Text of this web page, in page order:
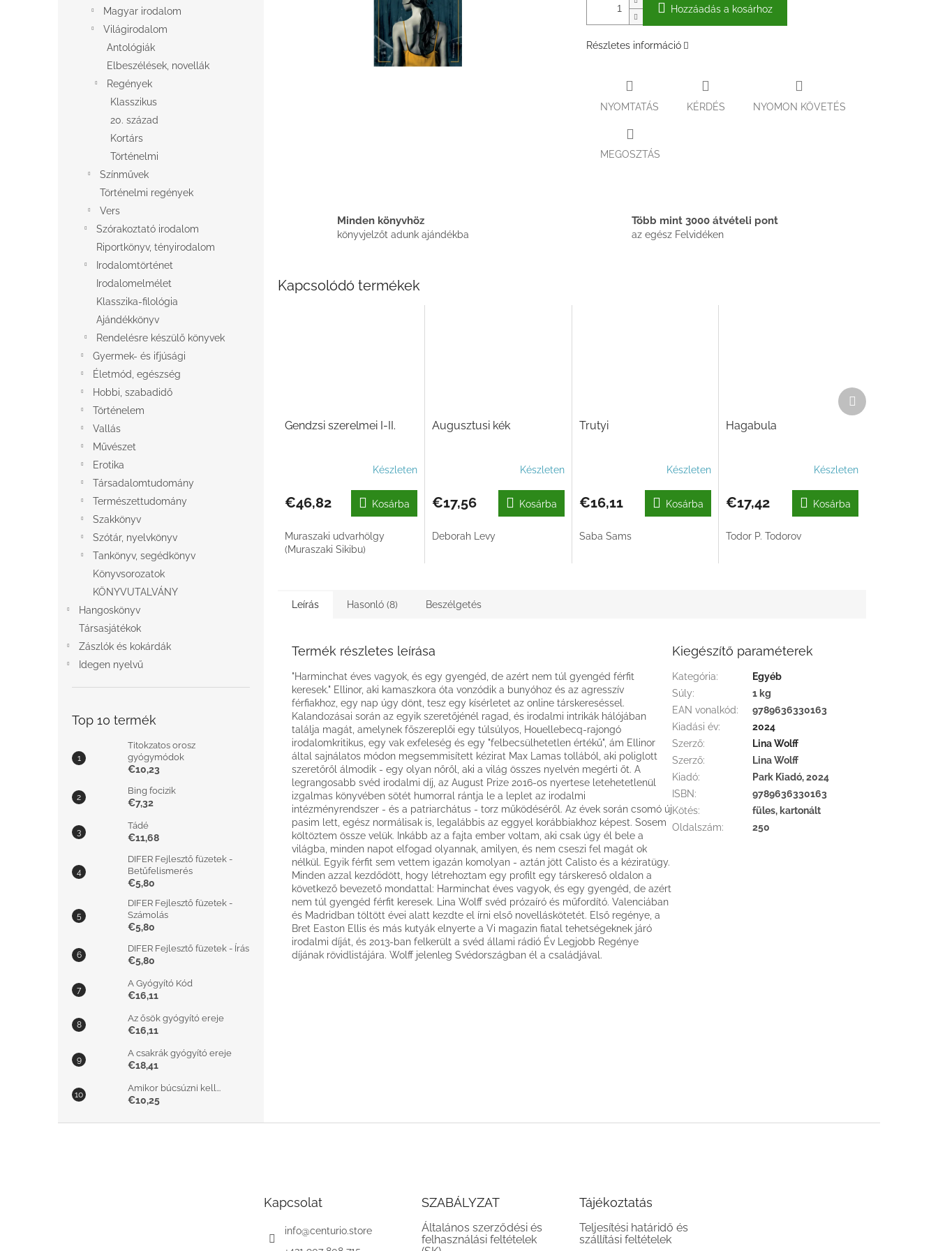
Magyar irodalom
Világirodalom
Antológiák
Elbeszélések, novellák
Regények
Klasszikus
20. század
Kortárs
Történelmi
Színművek
Történelmi regények
Vers
Szórakoztató irodalom
Riportkönyv, tényirodalom
Irodalomtörténet
Irodalomelmélet
Klasszika-filológia
Ajándékkönyv
Rendelésre készülő könyvek
Gyermek- és ifjúsági
Életmód, egészség
Hobbi, szabadidő
Történelem
Vallás
Művészet
Erotika
Társadalomtudomány
Természettudomány
Szakkönyv
Szótár, nyelvkönyv
Tankönyv, segédkönyv
Könyvsorozatok
KÖNYVUTALVÁNY
Hangoskönyv
Társasjátékok
Zászlók és kokárdák
Idegen nyelvű
Top 10 termék
Titokzatos orosz
gyógymódok
€10,23
Bing focizik
€7,32
Tádé
€11,68
DIFER Fejlesztő füzetek -
Betűfelismerés
€5,80
DIFER Fejlesztő füzetek -
Számolás
€5,80
DIFER Fejlesztő füzetek - Írás
€5,80
A Gyógyító Kód
€16,11
Az ősök gyógyító ereje
€16,11
A csakrák gyógyító ereje
€18,41
Amikor búcsúzni kell...
€10,25
Hozzáadás a kosárhoz
Részletes információ
NYOMTATÁS KÉRDÉS NYOMON KÖVETÉS
MEGOSZTÁS
Minden könyvhöz
könyvjelzőt adunk ajándékba
Több mint 3000 átvételi pont
az egész Felvidéken
Kapcsolódó termékek
Gendzsi szerelmei I-II.
Készleten
€46,82 Kosárba
Muraszaki udvarhölgy
(Muraszaki Sikibu)
Augusztusi kék
Készleten
€17,56 Kosárba
Deborah Levy
Trutyi
Készleten
€16,11 Kosárba
Saba Sams
Hagabula
Készleten
€17,42 Kosárba
Todor P. Todorov
Következő
termék
Leírás Hasonló (8) Beszélgetés
Termék részletes leírása
"Harminchat éves vagyok, és egy gyengéd, de azért nem túl gyengéd férfit
keresek." Ellinor, aki kamaszkora óta vonzódik a bunyóhoz és az agresszív
férfiakhoz, egy nap úgy dönt, tesz egy kísérletet az online társkereséssel.
Kalandozásai során az egyik szeretőjénél ragad, és irodalmi intrikák hálójában
találja magát, amelynek főszereplői egy túlsúlyos, Houellebecq-rajongó
irodalomkritikus, egy vak exfeleség és egy "felbecsülhetetlen értékű", ám Ellinor
által sajnálatos módon megsemmisített kézirat Max Lamas tollából, aki poliglott
szeretőről álmodik - egy olyan nőről, aki a világ összes nyelvén megérti őt. A
legrangosabb svéd irodalmi díj, az August Prize 2016-os nyertese letehetetlenül
izgalmas könyvében sötét humorral rántja le a leplet az irodalmi
intézményrendszer - és a patriarchátus - torz működéséről. Az évek során csomó új
pasim lett, egész normálisak is, legalábbis az eggyel korábbiakhoz képest. Sosem
költöztem össze velük. Inkább az a fajta ember voltam, aki csak úgy él bele a
világba, minden napot elfogad olyannak, amilyen, és nem cseszi fel magát ok
nélkül. Egyik férfit sem vettem igazán komolyan - aztán jött Calisto és a kéziratügy.
Minden azzal kezdődött, hogy létrehoztam egy profilt egy társkereső oldalon a
következő bevezető mondattal: Harminchat éves vagyok, és egy gyengéd, de azért
nem túl gyengéd férfit keresek. Lina Wolff svéd prózaíró és műfordító. Valenciában
és Madridban töltött évei alatt kezdte el írni első novelláskötetét. Első regénye, a
Bret Easton Ellis és más kutyák elnyerte a Vi magazin fiatal tehetségeknek járó
irodalmi díját, és 2013-ban felkerült a svéd állami rádió Év Legjobb Regénye
díjának rövidlistájára. Wolff jelenleg Svédországban él a családjával.
Kiegészítő paraméterek
Kategória:
Egyéb
Súly:
1 kg
EAN vonalkód:
9789636330163
Kiadási év:
2024
Szerző:
Lina Wolff
Szerző:
Lina Wolff
Kiadó:
Park Kiadó, 2024
ISBN:
9789636330163
Kötés:
füles, kartonált
Oldalszám: 250
Kapcsolat
info@centurio.store
SZABÁLYZAT
Általános szerződési és
felhasználási feltételek
Tájékoztatás
Teljesítési határidő és
szállítási feltételek